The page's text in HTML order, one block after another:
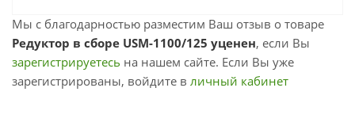
Мы с благодарностью разместим Ваш отзыв о товаре
Редуктор в сборе USM-1100/125 уценен, если Вы
зарегистрируетесь на нашем сайте. Если Вы уже
зарегистрированы, войдите в личный кабинет